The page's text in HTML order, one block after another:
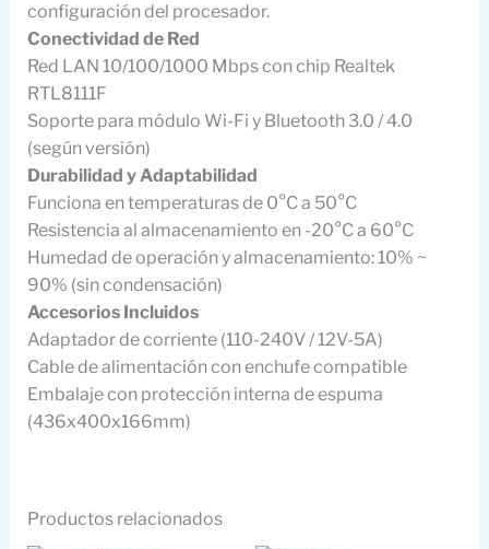
configuración del procesador.
Conectividad de Red
Red LAN 10/100/1000 Mbps con chip Realtek
RTL8111F
Soporte para módulo Wi-Fi y Bluetooth 3.0 / 4.0
(según versión)
Durabilidad y Adaptabilidad
Funciona en temperaturas de 0°C a 50°C
Resistencia al almacenamiento en -20°C a 60°C
Humedad de operación y almacenamiento: 10% ~
90% (sin condensación)
Accesorios Incluidos
Adaptador de corriente (110-240V / 12V-5A)
Cable de alimentación con enchufe compatible
Embalaje con protección interna de espuma
(436x400x166mm)
Productos relacionados